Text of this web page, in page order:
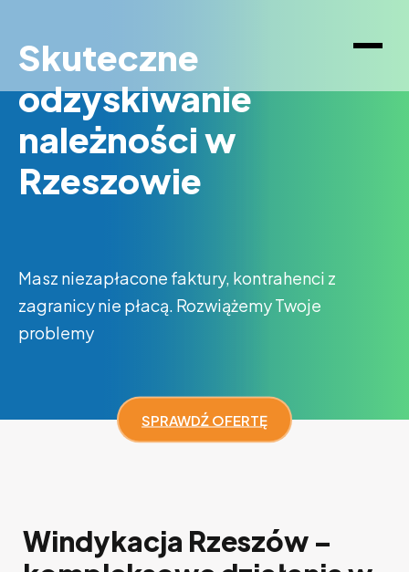
Skuteczne
odzyskiwanie
należności w
Rzeszowie
Masz niezapłacone faktury, kontrahenci z
zagranicy nie płacą. Rozwiążemy Twoje
problemy
SPRAWDŹ OFERTĘ
Windykacja Rzeszów –